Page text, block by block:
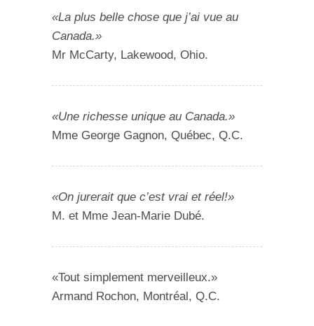
«La plus belle chose que j’ai vue au
Canada.»
Mr McCarty, Lakewood, Ohio.
«Une richesse unique au Canada.»
Mme George Gagnon, Québec, Q.C.
«On jurerait que c’est vrai et réel!»
M. et Mme Jean-Marie Dubé.
«Tout simplement merveilleux.»
Armand Rochon, Montréal, Q.C.